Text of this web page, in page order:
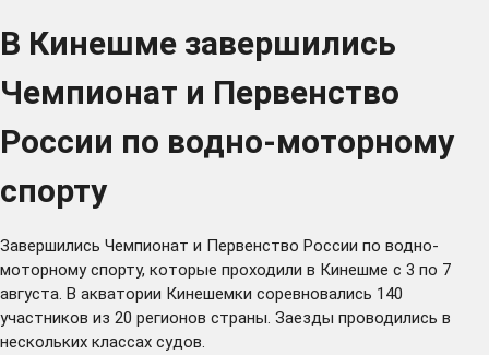
В Кинешме завершились
Чемпионат и Первенство
России по водно-моторному
спорту
Завершились Чемпионат и Первенство России по водно-
моторному спорту, которые проходили в Кинешме с 3 по 7
августа. В акватории Кинешемки соревновались 140
участников из 20 регионов страны. Заезды проводились в
нескольких классах судов.